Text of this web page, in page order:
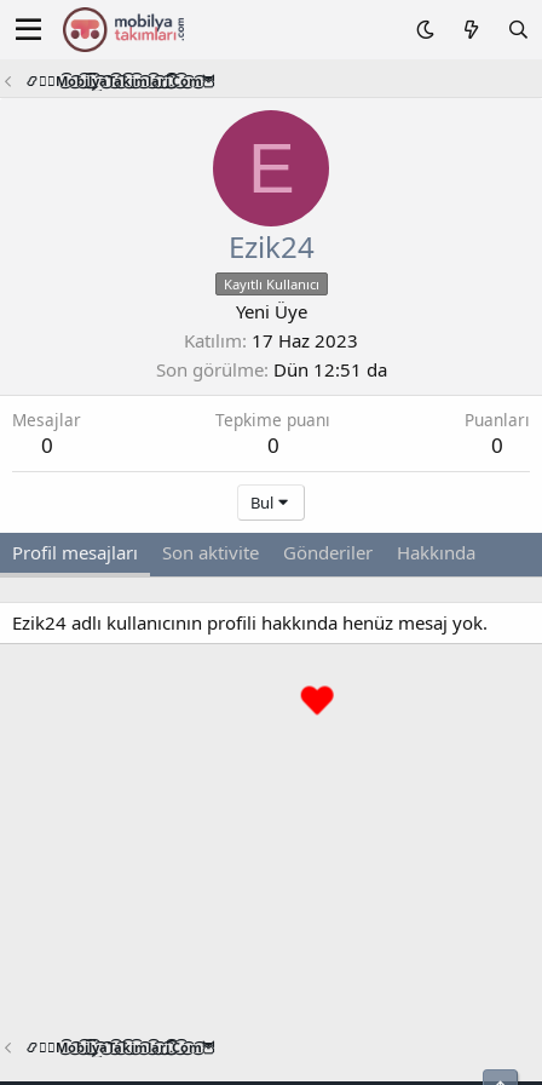
📿🧙‍♂️M͜͡o͜͡b͜͡i͜͡l͜͡y͜͡a͜͡T͜͡a͜͡k͜͡i͜͡m͜͡l͜͡a͜͡r͜͡i͜͡.͜͡C͜͡o͜͡m͜͡🦉
E
Ezik24
Kayıtlı Kullanıcı
Yeni Üye
Katılım 17 Haz 2023
Son görülme Dün 12:51 da
Mesajlar
0
Tepkime puanı
0
Puanları
0
Bul
Profil mesajları Son aktivite Gönderiler Hakkında
Ezik24 adlı kullanıcının profili hakkında henüz mesaj yok.
📿🧙‍♂️M͜͡o͜͡b͜͡i͜͡l͜͡y͜͡a͜͡T͜͡a͜͡k͜͡i͜͡m͜͡l͜͡a͜͡r͜͡i͜͡.͜͡C͜͡o͜͡m͜͡🦉